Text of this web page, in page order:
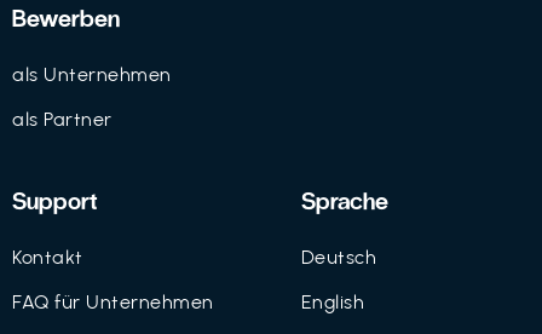
Bewerben
als Unternehmen
als Partner
Support
Kontakt
FAQ für Unternehmen
Sprache
Deutsch
English